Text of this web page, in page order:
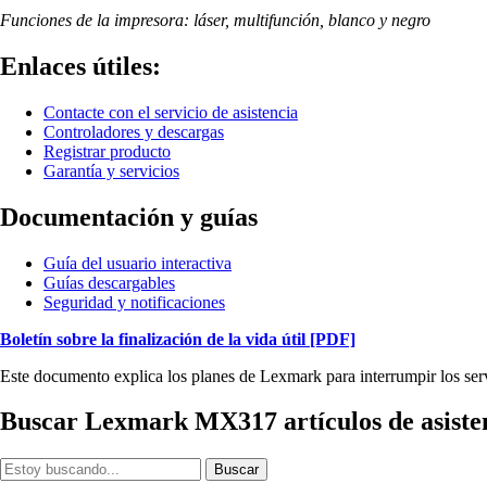
Funciones de la impresora: láser, multifunción, blanco y negro
Enlaces útiles:
Contacte con el servicio de asistencia
Controladores y descargas
Registrar producto
Garantía y servicios
Documentación y guías
Guía del usuario interactiva
Guías descargables
Seguridad y notificaciones
Boletín sobre la finalización de la vida útil [PDF]
Este documento explica los planes de Lexmark para interrumpir los
Buscar Lexmark MX317 artículos de
Buscar